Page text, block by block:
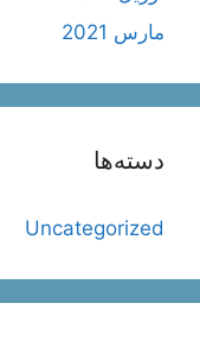
مارس 2021
دسته‌ها
Uncategorized